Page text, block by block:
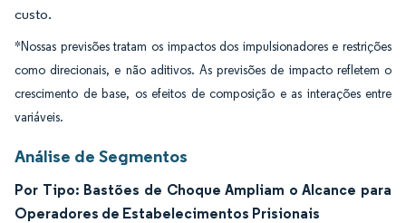
custo.
*Nossas previsões tratam os impactos dos impulsionadores e restrições
como direcionais, e não aditivos. As previsões de impacto refletem o
crescimento de base, os efeitos de composição e as interações entre
variáveis.
Análise de Segmentos
Por Tipo: Bastões de Choque Ampliam o Alcance para
Operadores de Estabelecimentos Prisionais